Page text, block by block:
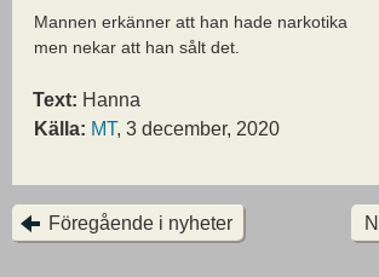
Mannen erkänner att han hade narkotika
men nekar att han sålt det.
Text: Hanna
Källa: MT, 3 december, 2020
Föregående i nyheter